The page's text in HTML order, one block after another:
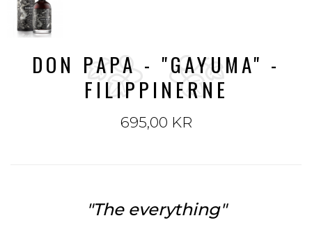
DON PAPA - "GAYUMA" -
FILIPPINERNE
695,00 KR
"The everything"